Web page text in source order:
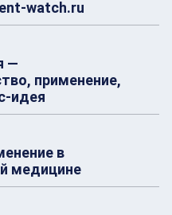
watch.ru
—
применение,
идея
в
медицине